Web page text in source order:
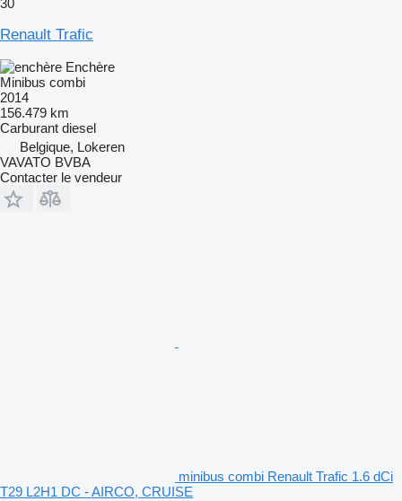
30
Renault Trafic
Enchère
Minibus combi
2014
156.479 km
Carburant diesel
Belgique, Lokeren
VAVATO BVBA
Contacter le vendeur
minibus combi Renault Trafic 1.6 dCi
T29 L2H1 DC - AIRCO, CRUISE